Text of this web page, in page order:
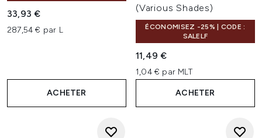
33,93 €
287,54 € par L
ACHETER
(Various Shades)
ÉCONOMISEZ -25% | CODE :
SALELF
11,49 €
1,04 € par MLT
ACHETER